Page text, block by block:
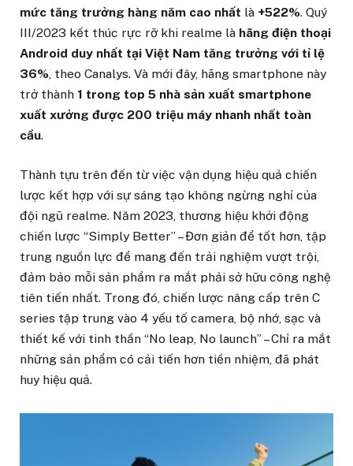
mức tăng trưởng hàng năm cao nhất là +522%. Quý
III/2023 kết thúc rực rỡ khi realme là hãng điện thoại
Android duy nhất tại Việt Nam tăng trưởng với tỉ lệ
36%, theo Canalys. Và mới đây, hãng smartphone này
trở thành 1 trong top 5 nhà sản xuất smartphone
xuất xưởng được 200 triệu máy nhanh nhất toàn
cầu.
Thành tựu trên đến từ việc vận dụng hiệu quả chiến
lược kết hợp với sự sáng tạo không ngừng nghỉ của
đội ngũ realme. Năm 2023, thương hiệu khởi động
chiến lược “Simply Better” – Đơn giản để tốt hơn, tập
trung nguồn lực để mang đến trải nghiệm vượt trội,
đảm bảo mỗi sản phẩm ra mắt phải sở hữu công nghệ
tiên tiến nhất. Trong đó, chiến lược nâng cấp trên C
series tập trung vào 4 yếu tố camera, bộ nhớ, sạc và
thiết kế với tinh thần “No leap, No launch” – Chỉ ra mắt
những sản phẩm có cải tiến hơn tiền nhiệm, đã phát
huy hiệu quả.